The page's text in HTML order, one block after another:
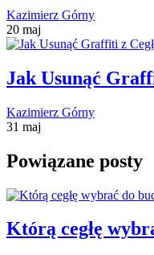
Kazimierz Górny
20 maj
Jak Usunąć
Kazimierz Górny
31 maj
Powiązane posty
Którą cegłę